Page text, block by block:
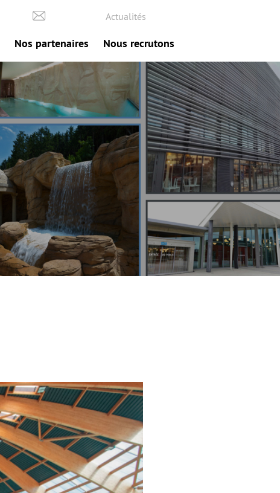
Actualités
Nos partenaires Nous recrutons